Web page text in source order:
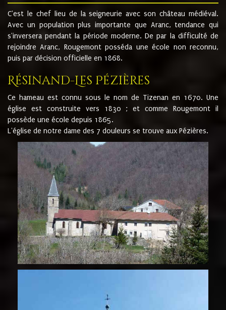
C'est le chef lieu de la seigneurie avec son château médiéval.
Avec un population plus importante que Aranc, tendance qui
s'inversera pendant la période moderne. De par la difficulté de
rejoindre Aranc, Rougemont posséda une école non reconnu,
puis par décision officielle en 1868.
Résinand-Les Pézières
Ce hameau est connu sous le nom de Tizenan en 1670. Une
église est construite vers 1830 ; et comme Rougemont il
possède une école depuis 1865.
L'église de notre dame des 7 douleurs se trouve aux Pézières.